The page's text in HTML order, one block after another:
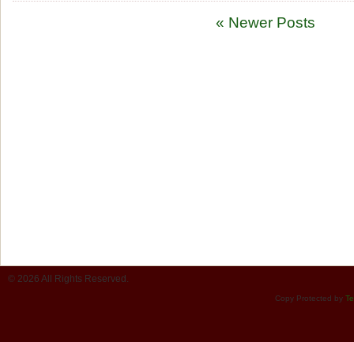
« Newer Posts
© 2026 All Rights Reserved.
Copy Protected by